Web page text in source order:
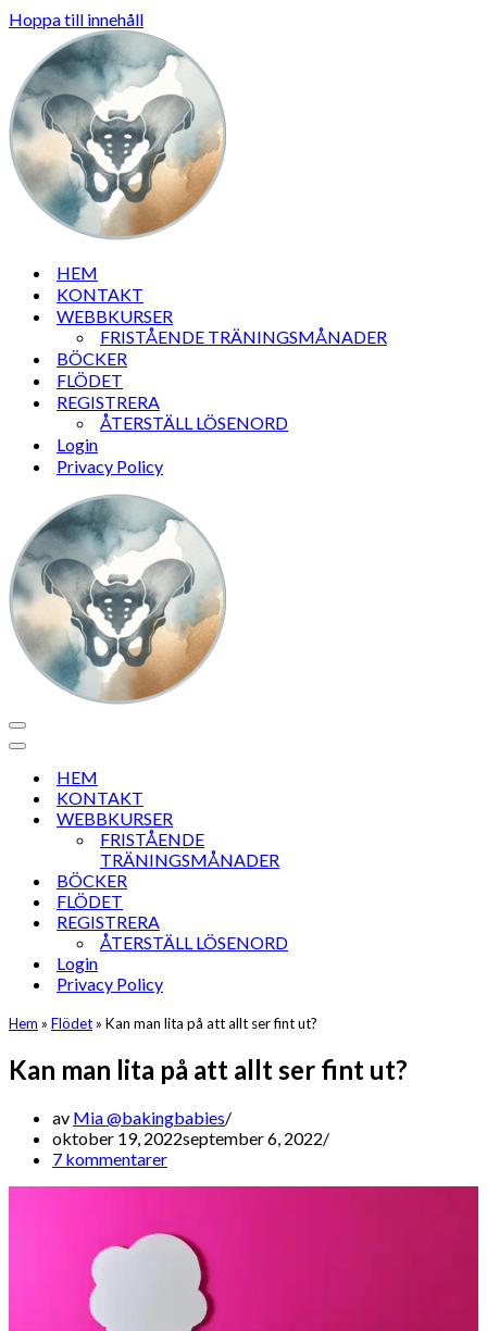
Hoppa till innehåll
HEM
KONTAKT
WEBBKURSER
FRISTÅENDE TRÄNINGSMÅNADER
BÖCKER
FLÖDET
REGISTRERA
ÅTERSTÄLL LÖSENORD
Login
Privacy Policy
Navigeringsmeny
Navigeringsmeny
HEM
KONTAKT
WEBBKURSER
FRISTÅENDE
TRÄNINGSMÅNADER
BÖCKER
FLÖDET
REGISTRERA
ÅTERSTÄLL LÖSENORD
Login
Privacy Policy
Hem » Flödet» Kan man lita på att allt ser fint ut?
Kan man lita på att allt ser fint ut?
av Mia @bakingbabies
oktober 19, 2022september 6, 2022
7 kommentarer